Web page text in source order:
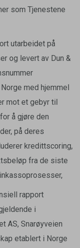
som Tjenestene
utarbeidet på
og levert av Dun &
med hjemmel
mot et gebyr til
å gjøre den
på deres
kredittscoring,
fra de siste
rapport
i
AS, Snarøyveien
etablert i Norge